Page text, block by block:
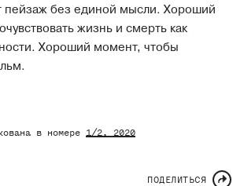
пейзаж без единой мысли. Хороший
жизнь и смерть как
Хороший момент, чтобы
в номере 1/2, 2020
ПОДЕЛИТЬСЯ